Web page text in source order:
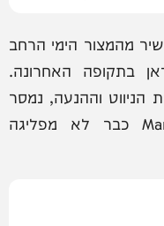
מהמצור הימי הרחב
בתקופה האחרונה.
הניווט וההנעה, נמסר
מהצבא האמריקאי כי ה-"Marivex כבר לא מפליגה